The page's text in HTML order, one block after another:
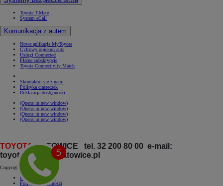
Toyota T-Mate
System eCall
Komunikacja z autem
Nowa aplikacja MyToyota
Cyfrowy opiekun auta
Usługi Connected
Płatne subskrypcje
Toyota Connectivity Match
Skontaktuj się z nami
Polityka ciasteczek
Deklaracja dostępności
(Opens in new window)
(Opens in new window)
(Opens in new window)
(Opens in new window)
TOYOTAKATOWICE tel. 32 200 80 00 e-mail:
toyota@toyota.katowice.pl
Copyright © Toyota 2026
Informacje prawne
Polityka prywatności